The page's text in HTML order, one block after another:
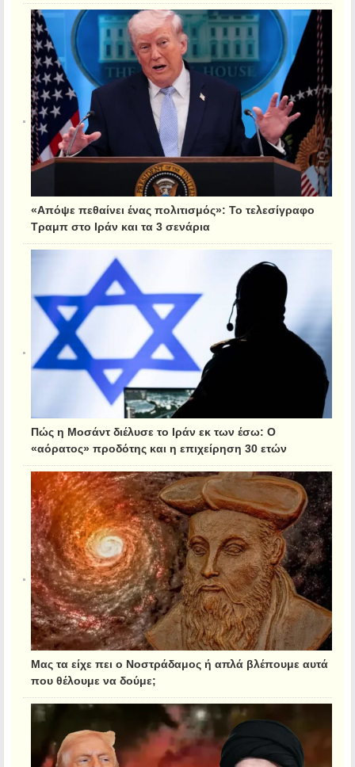
«Απόψε πεθαίνει ένας πολιτισμός»: Το τελεσίγραφο
Τραμπ στο Ιράν και τα 3 σενάρια
Πώς η Μοσάντ διέλυσε το Ιράν εκ των έσω: Ο
«αόρατος» προδότης και η επιχείρηση 30 ετών
Μας τα είχε πει ο Νοστράδαμος ή απλά βλέπουμε αυτά
που θέλουμε να δούμε;